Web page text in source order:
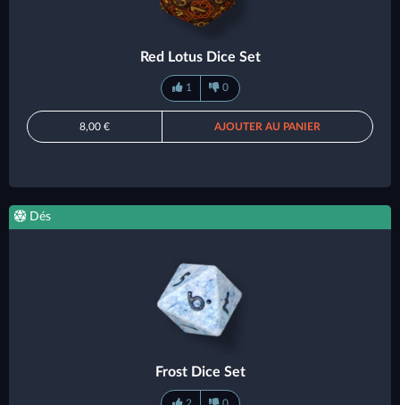
Red Lotus Dice Set
1 0
8,00 € AJOUTER AU PANIER
Dés
Frost Dice Set